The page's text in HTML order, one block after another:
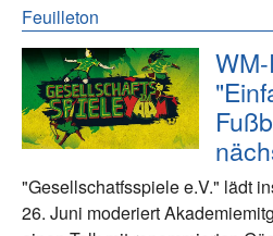
Feuilleton
"Gesellschatfsspiele e.V." lädt
26. Juni moderiert